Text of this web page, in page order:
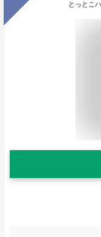
とっとこ